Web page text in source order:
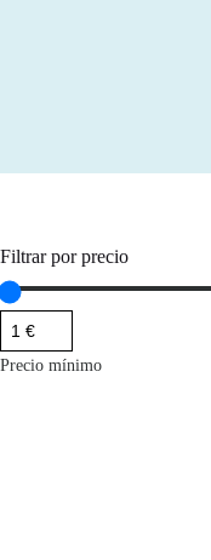
Filtrar por precio
Precio mínimo